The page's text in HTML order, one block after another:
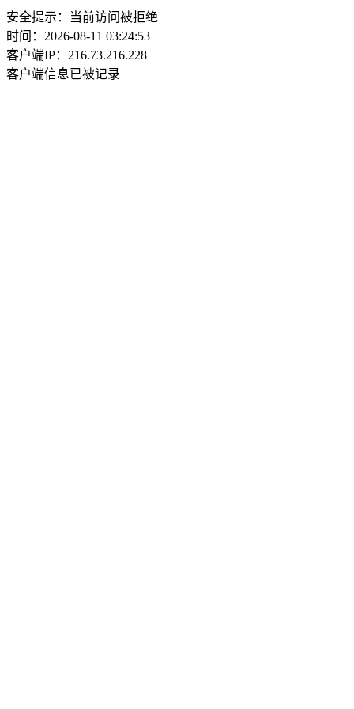
安全提示：当前访问被拒绝
时间：2026-08-11 03:24:53
客户端IP：216.73.216.228
客户端信息已被记录